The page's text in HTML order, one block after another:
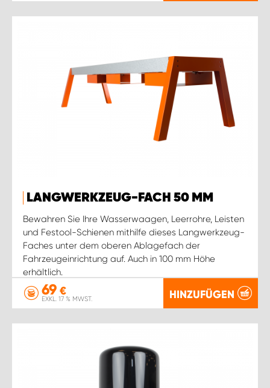
LANGWERKZEUG-FACH 50 MM
Bewahren Sie Ihre Wasserwaagen, Leerrohre, Leisten
und Festool-Schienen mithilfe dieses Langwerkzeug-
Faches unter dem oberen Ablagefach der
Fahrzeugeinrichtung auf. Auch in 100 mm Höhe
erhältlich.
69 €
EXKL. 17 % MWST. HINZUFÜGEN